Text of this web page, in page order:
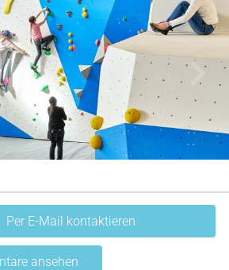
Per E-Mail kontaktieren
ansehen